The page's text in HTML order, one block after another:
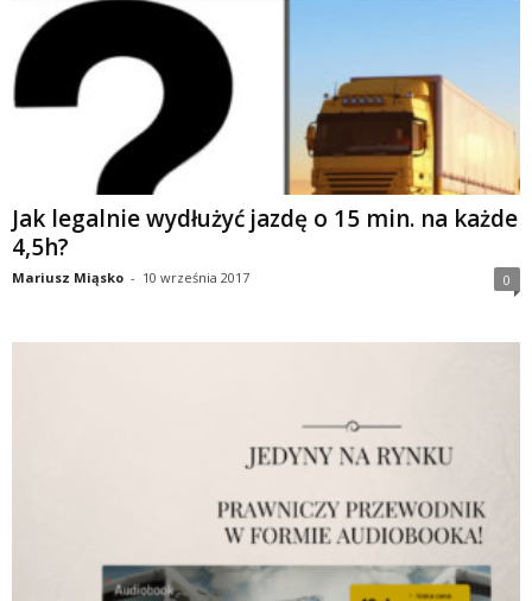
Jak legalnie wydłużyć jazdę o 15 min. na każde
4,5h?
Mariusz Miąsko - 10 września 2017 0